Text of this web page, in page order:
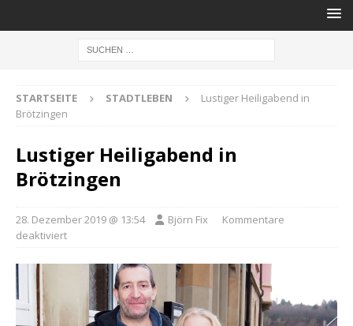
STARTSEITE STADTLEBEN
Lustiger Heiligabend in
Brötzingen
Lustiger Heiligabend in
Brötzingen
28. Dezember 2019 @ 13:54 Björn Fix
Kommentare
deaktiviert